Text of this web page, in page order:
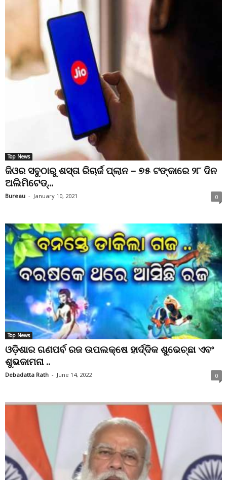
Top News
ଜିଓର ସବୁଠାରୁ ଶସ୍ତା ରିଚାର୍ଜ ପ୍ଲାନ – ୭୫ ଟଙ୍କାରେ ୨୮ ଦିନ
ଅଲିମିଟେଡ୍...
Bureau - January 10, 2021 0
Top News
ଓଡ଼ିଶାର ଗଣପର୍ବ ରଜ ଉପଲକ୍ଷେ ହାର୍ଦ୍ଦିକ ଶୁଭେଚ୍ଛା ଏବଂ
ଶୁଭକାମନା ..
Debadatta Rath - June 14, 2022 0